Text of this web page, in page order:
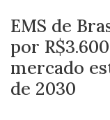
EMS de
por
mercado
de 2030